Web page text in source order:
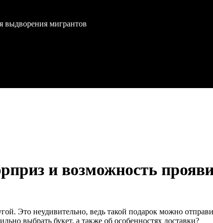
выдворения мигрантов
и возможность
Это неудивительно, ведь такой подарок можно
выбрать букет, а также об особенностях доставки?